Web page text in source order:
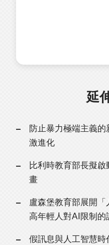
延
防止暴力極端主義
激進化
比利時教育部長擬
畫
盧森堡教育部展開
高年輕人對AI限制的
假訊息與人工智慧時